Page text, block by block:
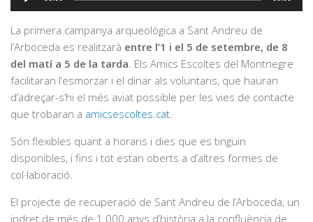
d'àudio
La primera campanya arqueològica a Sant Andreu de
l’Arboceda es realitzarà entre l’1 i el 5 de setembre, de 8
del matí a 5 de la tarda. Els Amics Escoltes del Montnegre
facilitaran l’esmorzar i el dinar als voluntaris, que hauran
d’adreçar-s’hi el més aviat possible per les vies de contacte
que trobaran a amicsescoltes.cat.
Són flexibles quant a horaris i dies que es tinguin
disponibles, i fins i tot estan oberts a d’altres formes de
col·laboració.
El projecte de recuperació de Sant Andreu de l’Arboceda, un
indret de més de 1.000 anys d’història a la confluència de